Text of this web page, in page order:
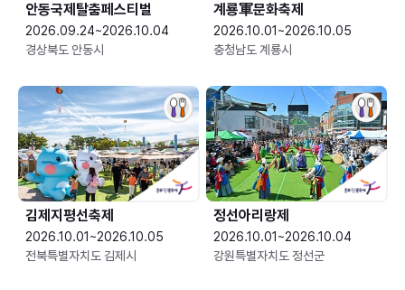
안동국제탈춤페스티벌
2026.09.24~2026.10.04
경상북도 안동시
2026.10.01~2026.10.05
충청남도 계룡시
김제지평선축제
2026.10.01~2026.10.05
전북특별자치도 김제시
정선아리랑제
2026.10.01~2026.10.04
강원특별자치도 정선군